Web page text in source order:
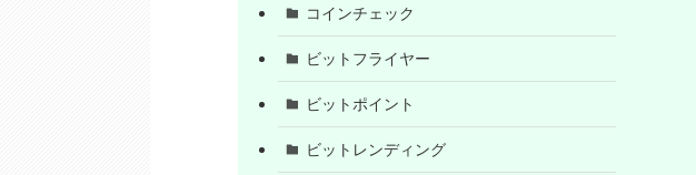
コインチェック
ビットフライヤー
ビットポイント
ビットレンディング